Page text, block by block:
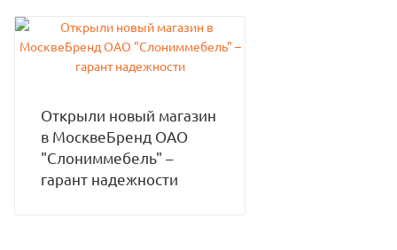
Открыли новый магазин
в МосквеБренд ОАО
"Слониммебель" –
гарант надежности